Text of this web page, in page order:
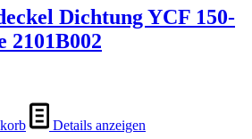
auf.
Die
Optionen
Produktseite
gewählt
Dichtung YCF 150-
2101B002
Details anzeigen